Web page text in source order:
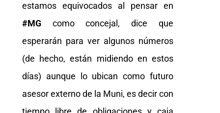
estamos equivocados al pensar en
#MGcomo concejal, dice que
esperarán para ver algunos números
(de hecho, están midiendo en estos
días) aunque lo ubican como futuro
asesor externo de la Muni, es decir con